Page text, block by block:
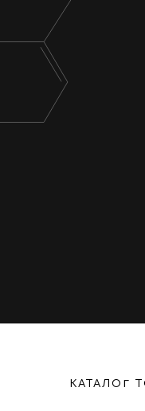
КАТАЛОГ